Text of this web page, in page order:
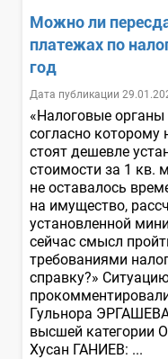
Можно ли
платежах по
год
Дата публикации
«Налоговые
согласно
стоят дешевле
стоимости за 1 кв.
не оставалось
на имущество,
установленной
сейчас смысл
требованиями
справку?»
Гульнора
высшей категории
Хусан ГАНИЕВ: ...